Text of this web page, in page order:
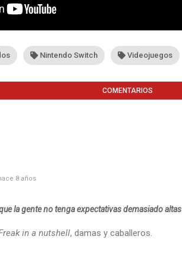
Nintendo Switch Videojuegos
COMENTARIOS
8 años
la gente no tenga expectativas demasiado altas
in a nutshell, damas y caballeros.